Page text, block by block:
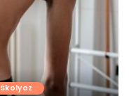
Skolyoz